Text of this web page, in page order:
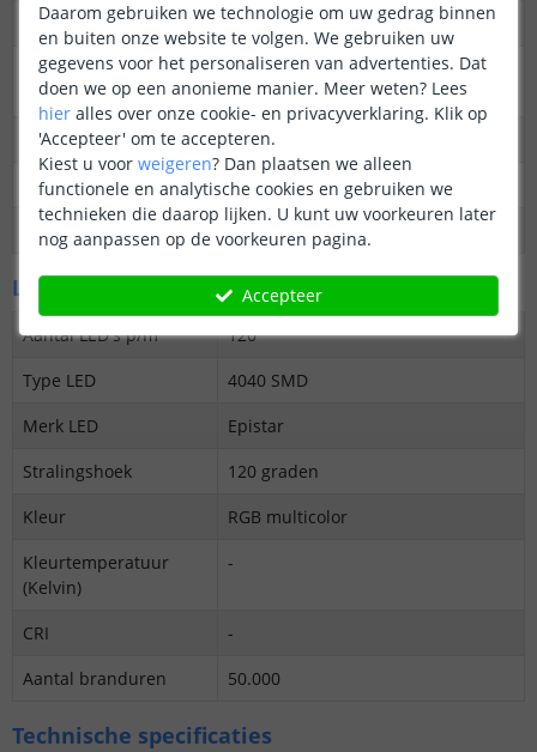
Dimbaar
Ja
3M plakstrip over de
gehele lengte
Ja
Garantie
5 jaar
Op maat te knippen
elke 5 cm
Datasheet
Download
LED's en licht
Aantal LED's p/m
120
Type LED
4040 SMD
Merk LED
Epistar
Stralingshoek
120 graden
Kleur
RGB multicolor
Kleurtemperatuur
(Kelvin)
-
CRI
-
Aantal branduren
50.000
Technische specificaties
Daarom gebruiken we technologie om uw gedrag binnen
en buiten onze website te volgen. We gebruiken uw
gegevens voor het personaliseren van advertenties. Dat
doen we op een anonieme manier. Meer weten? Lees
hier alles over onze cookie- en privacyverklaring. Klik op
'Accepteer' om te accepteren.
Kiest u voor weigeren? Dan plaatsen we alleen
functionele en analytische cookies en gebruiken we
technieken die daarop lijken. U kunt uw voorkeuren later
nog aanpassen op de voorkeuren pagina.
Accepteer